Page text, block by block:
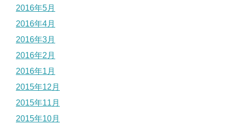
2016年5月
2016年4月
2016年3月
2016年2月
2016年1月
2015年12月
2015年11月
2015年10月